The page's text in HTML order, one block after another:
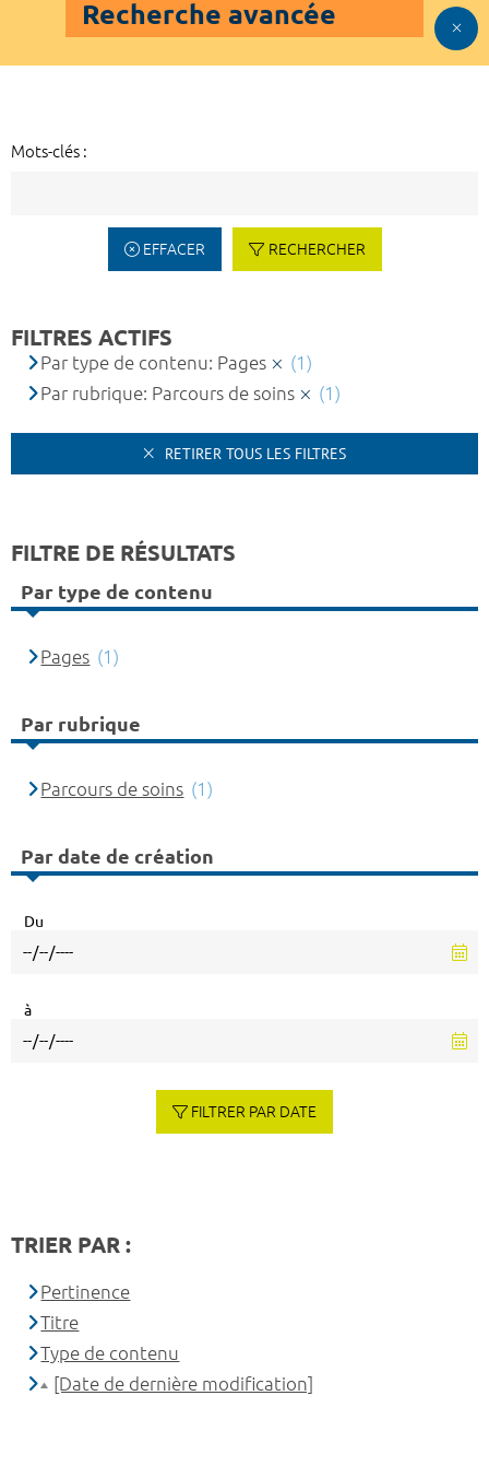
Recherche avancée
Mots-clés :
EFFACER RECHERCHER
FILTRES ACTIFS
Par type de contenu: Pages
(1)
Par rubrique: Parcours de soins
(1)
RETIRER TOUS LES FILTRES
FILTRE DE RÉSULTATS
Par type de contenu
Pages (1)
Par rubrique
Parcours de soins (1)
Par date de création
Du
à
FILTRER PAR DATE
TRIER PAR :
Pertinence
Titre
Type de contenu
[Date de dernière modification]